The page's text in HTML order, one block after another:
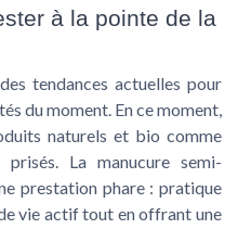
à la pointe de la
tendances actuelles pour
du moment. En ce moment,
naturels et bio comme
La manucure semi-
prestation phare : pratique
vie actif tout en offrant une